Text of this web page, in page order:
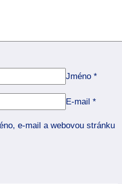
Jméno *
E-mail *
e-mail a webovou stránku